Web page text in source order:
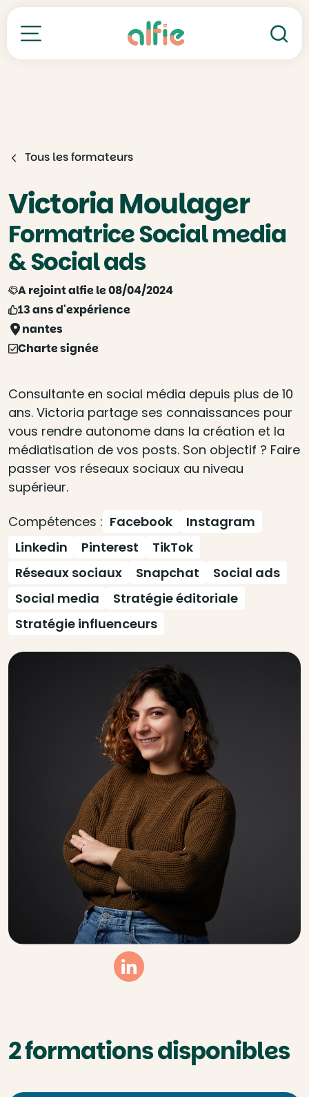
Toutes nos formations
Tous les formateurs
Victoria Moulager
Formatrice Social media
& Social ads
A rejoint alfie le 08/04/2024
13 ans d'expérience
nantes
Charte signée
Consultante en social média depuis plus de 10
ans. Victoria partage ses connaissances pour
vous rendre autonome dans la création et la
médiatisation de vos posts. Son objectif ? Faire
passer vos réseaux sociaux au niveau
supérieur.
Compétences : Facebook
Instagram
Linkedin
Pinterest
TikTok
Réseaux sociaux
Snapchat
Social ads
Social media
Stratégie éditoriale
Stratégie influenceurs
Linkedin
2 formations disponibles